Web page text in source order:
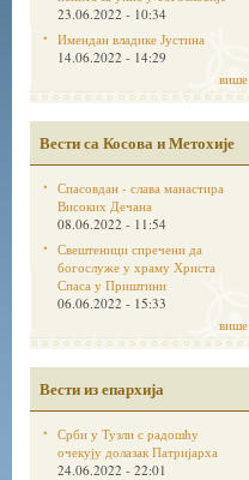
23.06.2022 - 10:34
Имендан владике Јустина
14.06.2022 - 14:29
више
Вести са Косова и Метохије
Спасовдан - слава манастира
Високих Дечана
08.06.2022 - 11:54
Свештеници спречени да
богослуже у храму Христа
Спаса у Приштини
06.06.2022 - 15:33
више
Вести из епархија
Срби у Тузли с радошћу
очекују долазак Патријарха
24.06.2022 - 22:01